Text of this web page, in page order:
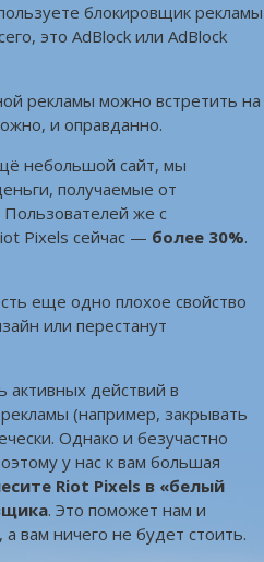
блокировщик рекламы
это AdBlock или AdBlock
рекламы можно встретить на
и оправданно.
небольшой сайт, мы
получаемые от
же с
Pixels сейчас — более 30%.
еще одно плохое свойство
или перестанут
действий в
(например, закрывать
Однако и безучастно
у нас к вам большая
Riot Pixels в «белый
. Это поможет нам и
вам ничего не будет стоить.